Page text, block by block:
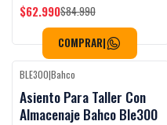
$62.990$84.990
COMPRAR|
-33%OFF
BLE300|Bahco
Asiento Para Taller Con
Almacenaje Bahco Ble300